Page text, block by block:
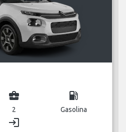
business_center
2
local_gas_station
Gasolina
login